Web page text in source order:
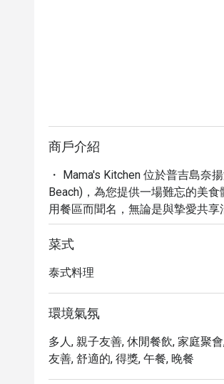
商戶介紹
・ Mama's Kitchen 位於普吉島奈
Beach)，為您提供一場難忘的美
用餐區而聞名，無論是與摯愛共享
・ 在 Mama's Kitchen，您可以在
手佳餚。餐廳提供室外雅座，讓您
・ Mama's Kitchen 的魅力不止於
啤酒到精選葡萄酒等多元飲品，
各種場合。無論您是獨自前來尋求
・ 透過 Eatigo 預訂 Mama's
所值。立即預訂，盡情享受海灘度
菜式
泰式料理
環境氣氛
多人, 親子友善, 休閒餐飲, 家庭聚
友善, 舒適的, 得獎, 午餐, 晚餐